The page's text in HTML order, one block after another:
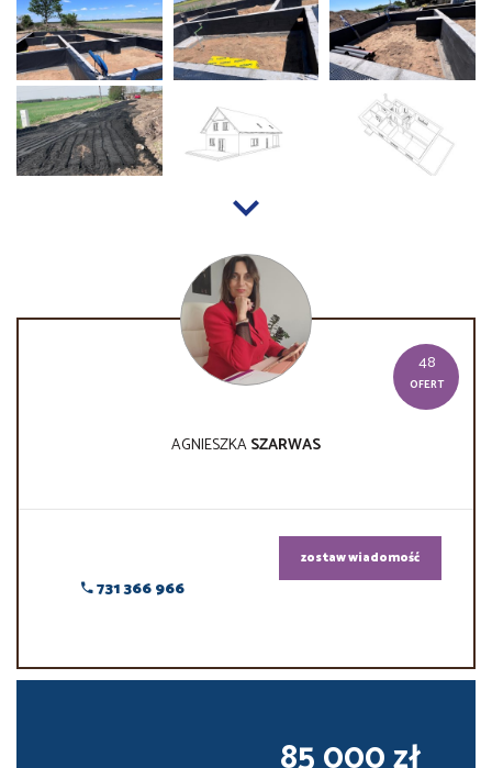
48
OFERT
AGNIESZKASZARWAS
731 366 966
zostaw wiadomość